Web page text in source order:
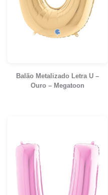
Balão Metalizado Letra U –
Ouro – Megatoon